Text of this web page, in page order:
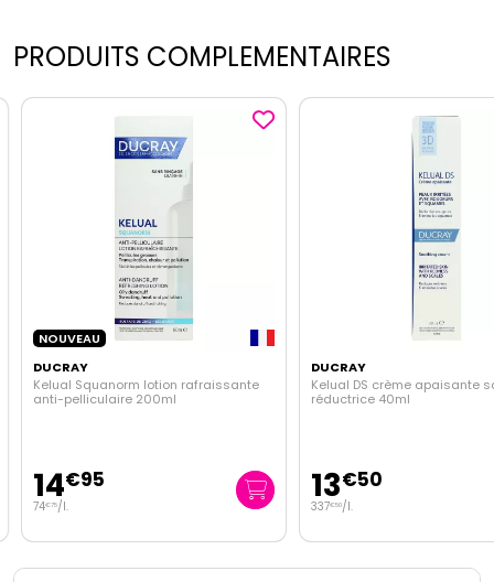
PRODUITS COMPLEMENTAIRES
NOUVEAU
DUCRAY
Kelual Squanorm lotion rafraissante
anti-pelliculaire 200ml
14€95
74€75/l.
DUCRAY
Kelual DS crème apaisante
réductrice 40ml
13€50
337€50/l.